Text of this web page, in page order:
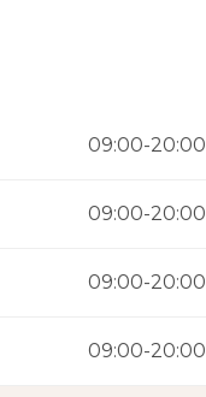
09:00-20:00
09:00-20:00
09:00-20:00
09:00-20:00